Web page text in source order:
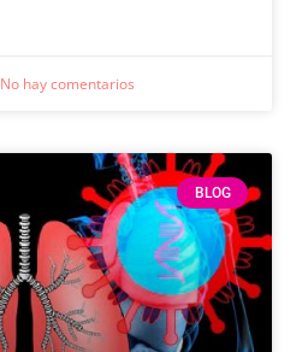
No hay comentarios
BLOG